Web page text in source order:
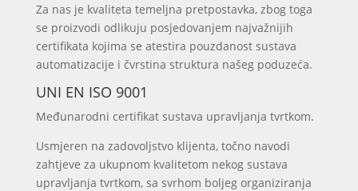
Za nas je kvaliteta temeljna pretpostavka, zbog toga
se proizvodi odlikuju posjedovanjem najvažnijih
certifikata kojima se atestira pouzdanost sustava
automatizacije i čvrstina struktura našeg poduzeća.
UNI EN ISO 9001
Međunarodni certifikat sustava upravljanja tvrtkom.
Usmjeren na zadovoljstvo klijenta, točno navodi
zahtjeve za ukupnom kvalitetom nekog sustava
upravljanja tvrtkom, sa svrhom boljeg organiziranja